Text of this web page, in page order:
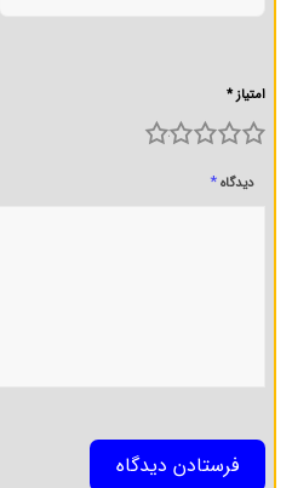
امتیاز *
4 3 2 1
دیدگاه*